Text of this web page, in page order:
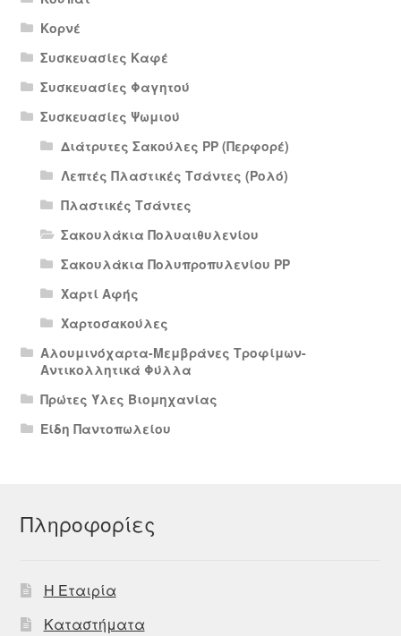
Κορνέ
Συσκευασίες Καφέ
Συσκευασίες Φαγητού
Συσκευασίες Ψωμιού
Διάτρυτες Σακούλες PP (Περφορέ)
Λεπτές Πλαστικές Τσάντες (Ρολό)
Πλαστικές Τσάντες
Σακουλάκια Πολυαιθυλενίου
Σακουλάκια Πολυπροπυλενίου PP
Χαρτί Αφής
Χαρτοσακούλες
Αλουμινόχαρτα-Μεμβράνες Τροφίμων-
Αντικολλητικά Φύλλα
Πρώτες Ύλες Βιομηχανίας
Είδη Παντοπωλείου
Πληροφορίες
Η Εταιρία
Καταστήματα